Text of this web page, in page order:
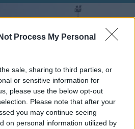
Process My Personal
sale, sharing to third parties, or
or sensitive information for
please use the below opt-out
Please note that after your
you may continue seeing
on personal information utilized by